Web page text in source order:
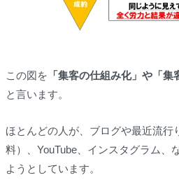
この図を 「集客の仕組み化」や「集
と言います。
ほとんどの人が、ブログや最近流行
料）、YouTube、インスタグラム、
ようとしています。